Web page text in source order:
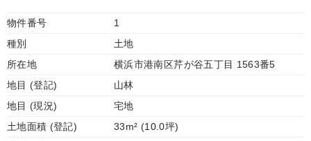
物件番号
1
種別
土地
所在地
横浜市港南区芹が谷五丁目 1563番5
地目 (登記)
山林
地目 (現況)
宅地
土地面積 (登記)
33m² (10.0坪)